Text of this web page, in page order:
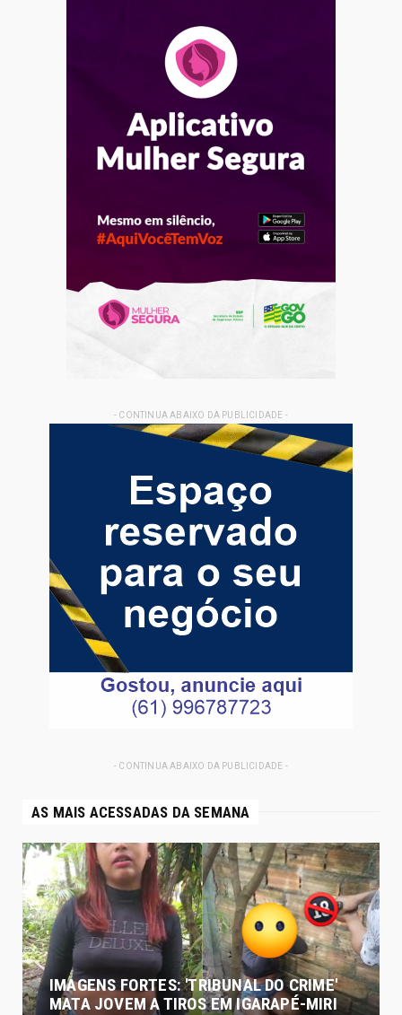
- CONTINUA ABAIXO DA PUBLICIDADE -
- CONTINUA ABAIXO DA PUBLICIDADE -
AS MAIS ACESSADAS DA SEMANA
IMAGENS FORTES: 'TRIBUNAL DO CRIME'
MATA JOVEM A TIROS EM IGARAPÉ-MIRI